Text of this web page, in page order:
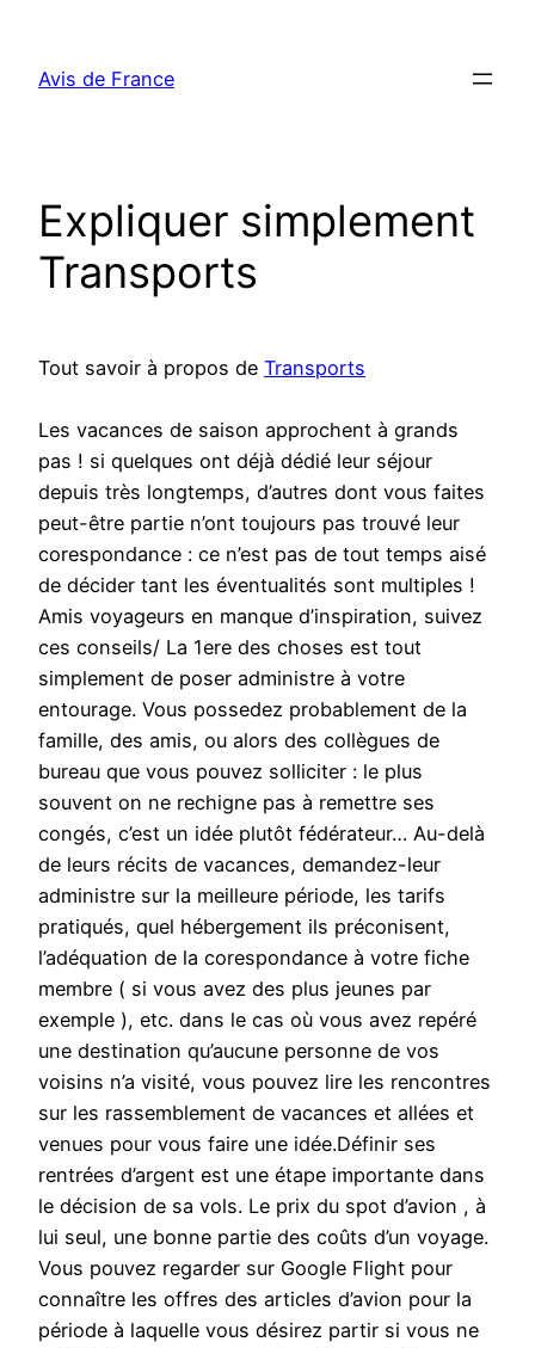
contenu
Avis de France
Expliquer simplement
Transports
Tout savoir à propos de Transports
Les vacances de saison approchent à grands
pas ! si quelques ont déjà dédié leur séjour
depuis très longtemps, d’autres dont vous faites
peut-être partie n’ont toujours pas trouvé leur
corespondance : ce n’est pas de tout temps aisé
de décider tant les éventualités sont multiples !
Amis voyageurs en manque d’inspiration, suivez
ces conseils/ La 1ere des choses est tout
simplement de poser administre à votre
entourage. Vous possedez probablement de la
famille, des amis, ou alors des collègues de
bureau que vous pouvez solliciter : le plus
souvent on ne rechigne pas à remettre ses
congés, c’est un idée plutôt fédérateur… Au-delà
de leurs récits de vacances, demandez-leur
administre sur la meilleure période, les tarifs
pratiqués, quel hébergement ils préconisent,
l’adéquation de la corespondance à votre fiche
membre ( si vous avez des plus jeunes par
exemple ), etc. dans le cas où vous avez repéré
une destination qu’aucune personne de vos
voisins n’a visité, vous pouvez lire les rencontres
sur les rassemblement de vacances et allées et
venues pour vous faire une idée.Définir ses
rentrées d’argent est une étape importante dans
le décision de sa vols. Le prix du spot d’avion , à
lui seul, une bonne partie des coûts d’un voyage.
Vous pouvez regarder sur Google Flight pour
connaître les offres des articles d’avion pour la
période à laquelle vous désirez partir si vous ne